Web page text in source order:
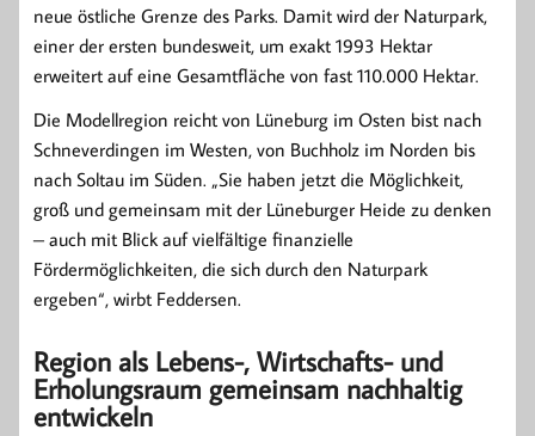
neue östliche Grenze des Parks. Damit wird der Naturpark,
einer der ersten bundesweit, um exakt 1993 Hektar
erweitert auf eine Gesamtfläche von fast 110.000 Hektar.
Die Modellregion reicht von Lüneburg im Osten bist nach
Schneverdingen im Westen, von Buchholz im Norden bis
nach Soltau im Süden. „Sie haben jetzt die Möglichkeit,
groß und gemeinsam mit der Lüneburger Heide zu denken
– auch mit Blick auf vielfältige finanzielle
Fördermöglichkeiten, die sich durch den Naturpark
ergeben“, wirbt Feddersen.
Region als Lebens-, Wirtschafts- und
Erholungsraum gemeinsam nachhaltig
entwickeln